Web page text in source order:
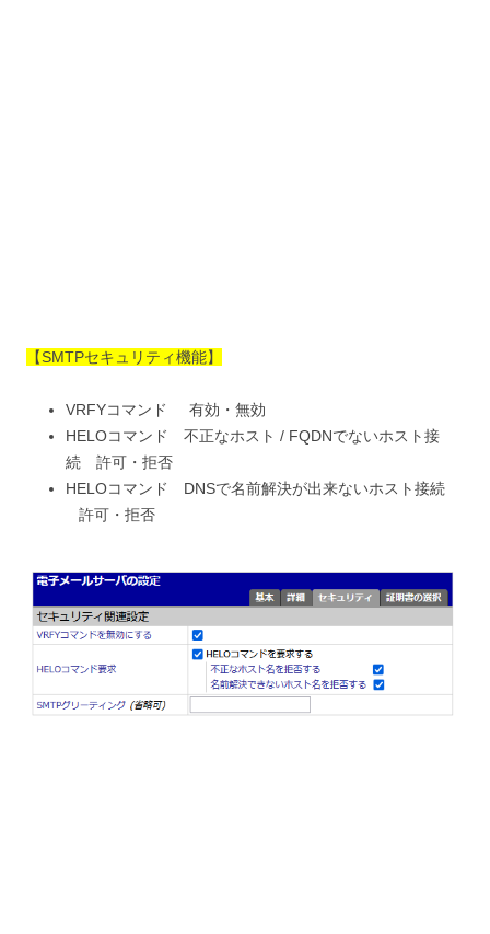
【SMTPセキュリティ機能】
VRFYコマンド 有効・無効
HELOコマンド 不正なホスト / FQDNでないホスト接
続 許可・拒否
HELOコマンド DNSで名前解決が出来ないホスト接続
許可・拒否